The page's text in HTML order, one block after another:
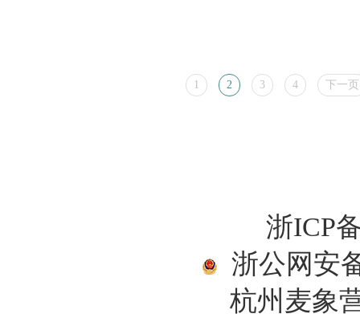
1 2 3 4 下一页
浙ICP
浙公网安
杭州麦象